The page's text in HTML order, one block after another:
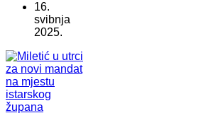
16.
svibnja
2025.